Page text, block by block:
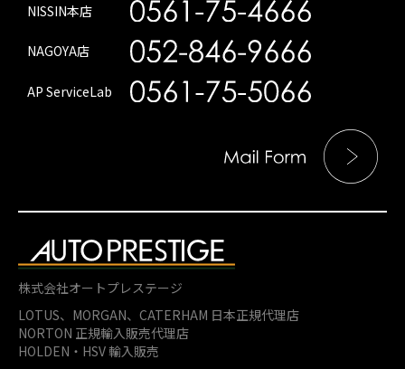
NISSIN本店
NAGOYA店
AP ServiceLab
株式会社オートプレステージ
LOTUS、MORGAN、 CATERHAM 日本正規代理店
NORTON 正規輸入販売代理店
HOLDEN・HSV 輸入販売